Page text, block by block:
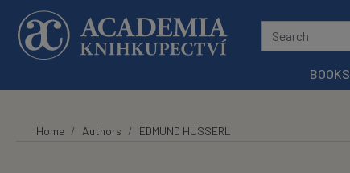
Skip to main content
BOOKS
Home Authors EDMUND HUSSERL